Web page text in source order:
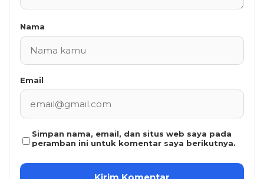
Nama
Email
Simpan nama, email, dan situs web saya pada
peramban ini untuk komentar saya berikutnya.